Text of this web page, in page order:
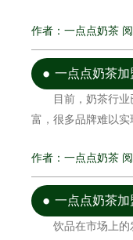
作者：一点点奶茶
一点点奶茶
目前，奶茶行
富，很多品牌难以
作者：一点点奶茶
一点点奶茶
饮品在市场上